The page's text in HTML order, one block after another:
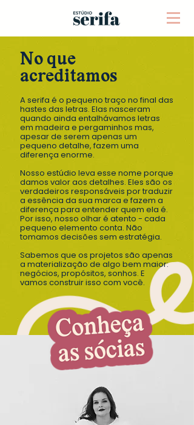
No que
acreditamos
A serifa é o pequeno traço no final das
hastes das letras. Elas nasceram
quando ainda entalhávamos letras
em madeira e pergaminhos mas,
apesar de serem apenas um
pequeno detalhe, fazem uma
diferença enorme.
​Nosso estúdio leva esse nome porque
damos valor aos detalhes. Eles são os
verdadeiros responsáveis por traduzir
a essência da sua marca e fazem a
diferença para entender quem ela é.
Por isso, nosso olhar é atento - cada
pequeno elemento conta. Não
tomamos decisões sem estratégia.
Sabemos que os projetos são apenas
a materialização de algo bem maior:
negócios, propósitos, sonhos. E
vamos construir isso com você.